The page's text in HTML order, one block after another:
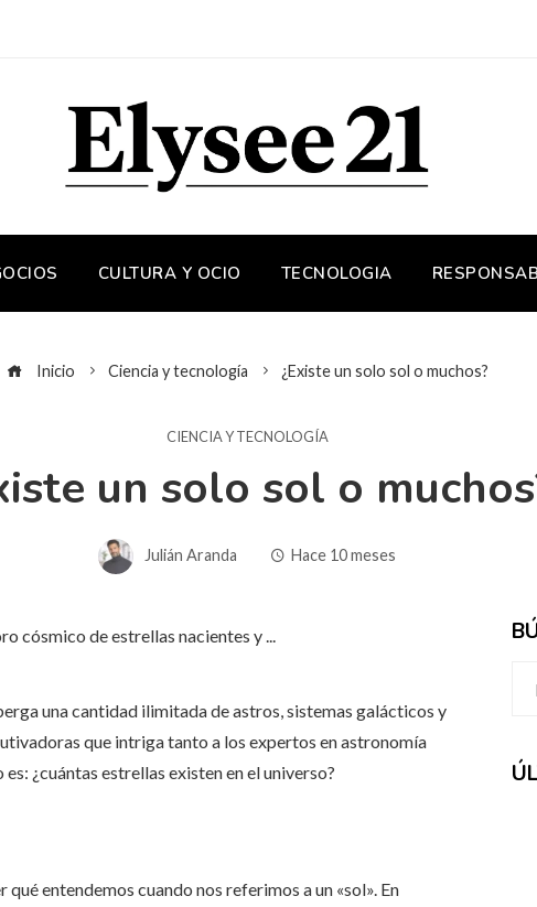
CULTURA Y OCIO TECNOLOGIA
Inicio Ciencia y tecnología ¿Existe un solo sol o muchos?
CIENCIA Y TECNOLOGÍA
un solo sol o
Julián Aranda Hace 10 meses
una cantidad ilimitada de astros, sistemas galácticos y
que intriga tanto a los expertos en astronomía
¿cuántas estrellas existen en el universo?
entendemos cuando nos referimos a un «sol». En